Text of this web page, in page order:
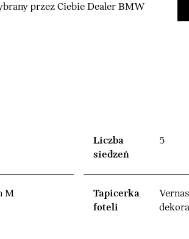
przez Ciebie Dealer BMW
M
Liczba
siedzeń
5
Tapicerka
foteli